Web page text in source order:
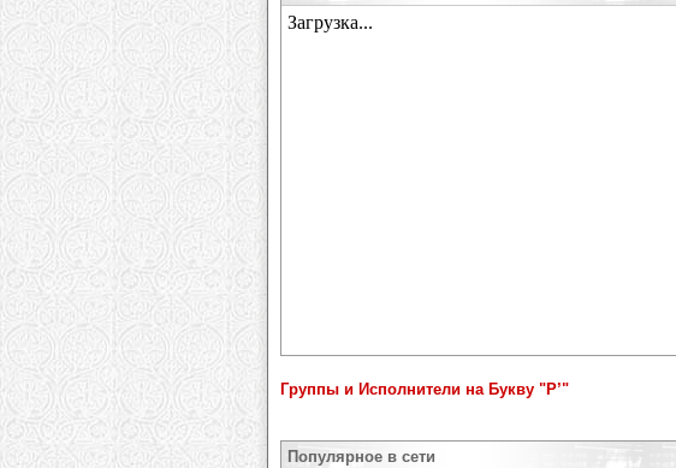
Группы и Исполнители на Букву "Р’"
Популярное в сети